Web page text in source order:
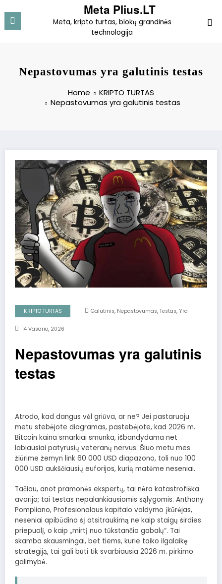
to
content
Meta Plius.LT
Meta, kripto turtas, blokų grandinės
technologija
Nepastovumas yra galutinis testas
Home
KRIPTO TURTAS
Nepastovumas yra galutinis testas
KRIPTO TURTAS Galutinis, Nepastovumas, Testas, Yra
14 Vasario, 2026
Nepastovumas yra galutinis
testas
Atrodo, kad dangus vėl griūva, ar ne? Jei pastaruoju
metu stebėjote diagramas, pastebėjote, kad 2026 m.
Bitcoin kaina smarkiai smunka, išbandydama net
labiausiai patyrusių veteranų nervus. Šiuo metu mes
žiūrime žemyn link 60 000 USD diapazono, toli nuo 100
000 USD aukščiausių euforijos, kurią matėme neseniai.
Tačiau, anot pramonės ekspertų, tai nėra katastrofiška
avarija; tai testas nepalankiausiomis sąlygomis. Anthony
Pompliano, Profesionalaus kapitalo valdymo įkūrėjas,
neseniai apibūdino šį atsitraukimą ne kaip staigų širdies
priepuolį, o kaip „mirtį nuo tūkstančio gabalų“. Tai
skamba skausmingai, bet tiems, kurie taiko ilgalaikę
strategiją, tai gali būti tik svarbiausia 2026 m. pirkimo
galimybė.